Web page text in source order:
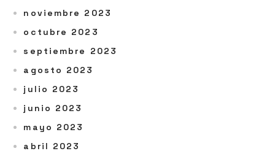
noviembre 2023
octubre 2023
septiembre 2023
agosto 2023
julio 2023
junio 2023
mayo 2023
abril 2023